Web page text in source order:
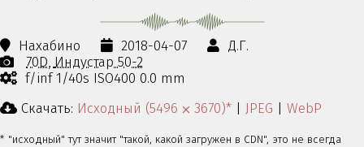
Нахабино 2018-04-07
Д.Г.
70D Индустар 50-2
f/inf 1/40s ISO400 0.0 mm
Скачать: Исходный (5496 ⨉ 3670)* | JPEG | WebP
* "исходный" тут значит "такой, какой загружен в CDN", это не всегда